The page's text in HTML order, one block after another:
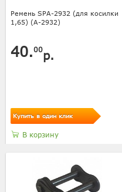
Ремень SPA-2932 (для косилки
1,65) (А-2932)
40.00р.
Купить в один клик
В корзину